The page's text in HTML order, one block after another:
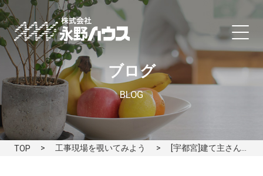
ブログ
BLOG
TOP 工事現場を覗いてみよう [宇都宮]建て主さんの建築日誌のご紹介6